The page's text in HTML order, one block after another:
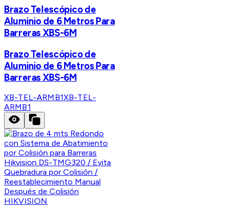
Brazo Telescópico de
Aluminio de 6 Metros Para
Barreras XBS-6M
Brazo Telescópico de
Aluminio de 6 Metros Para
Barreras XBS-6M
XB-TEL-ARMB1XB-TEL-
ARMB1
HIKVISION